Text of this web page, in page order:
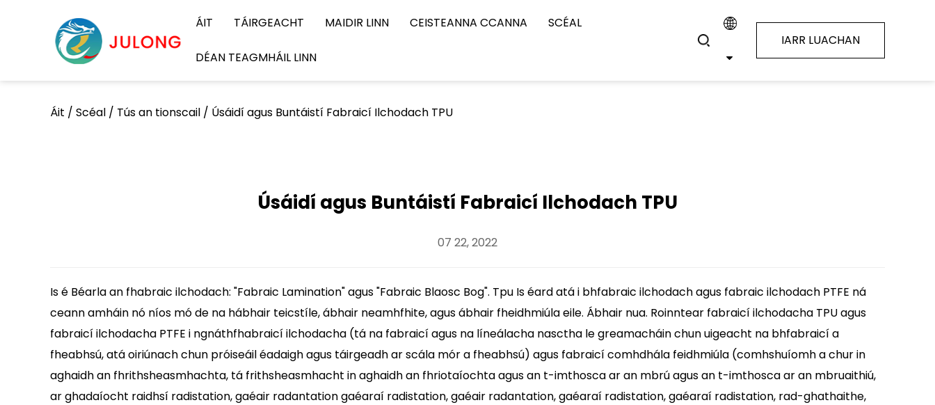
ÁIT TÁIRGEACHT MAIDIR LINN CEISTEANNA CCANNA SCÉAL
DÉAN TEAGMHÁIL LINN
IARR LUACHAN
Áit / Scéal / Tús an tionscail / Úsáidí agus Buntáistí Fabraicí Ilchodach TPU
Úsáidí agus Buntáistí Fabraicí Ilchodach TPU
07 22, 2022
Is é Béarla an fhabraic ilchodach: "Fabraic Lamination" agus "Fabraic Blaosc Bog". Tpu Is éard atá i bhfabraic ilchodach agus fabraic ilchodach PTFE ná
ceann amháin nó níos mó de na hábhair teicstíle, ábhair neamhfhite, agus ábhair fheidhmiúla eile. Ábhair nua. Roinntear fabraicí ilchodacha TPU agus
fabraicí ilchodacha PTFE i ngnáthfhabraicí ilchodacha (tá na fabraicí agus na líneálacha nasctha le greamacháin chun uigeacht na bhfabraicí a
fheabhsú, atá oiriúnach chun próiseáil éadaigh agus táirgeadh ar scála mór a fheabhsú) agus fabraicí comhdhála feidhmiúla (comhshuíomh a chur in
aghaidh an fhrithsheasmhachta, tá frithsheasmhacht in aghaidh an fhriotaíochta agus an t-imthosca ar an mbrú agus an t-imthosca ar an mbruaithiú,
ar ghadaíocht raidhsí radistation, gaéair radantation gaéaraí radistation, gaéair radantation, gaéaraí radistation, gaéaraí radistation, rad-ghathaithe,